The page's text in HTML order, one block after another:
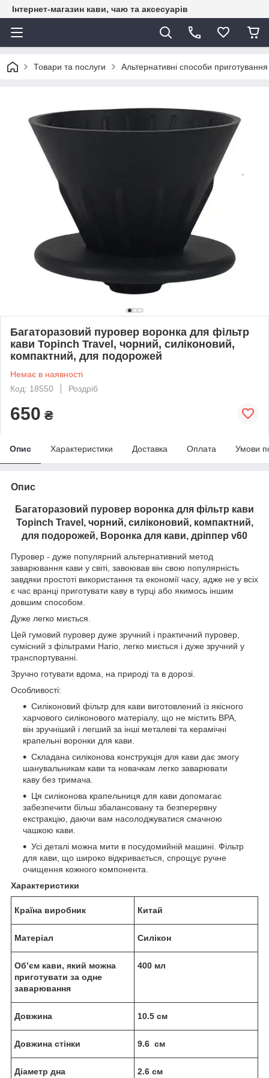
Інтернет-магазин кави, чаю та аксесуарів
Товари та послуги Альтернативні способи
Багаторазовий пуровер воронка для фільтр
кави Topinch Travel, чорний, силіконовий,
компактний, для подорожей
Немає в наявності
Код: 18550
Роздріб
650 ₴
Опис Характеристики Доставка Оплата Умови
Опис
Багаторазовий пуровер воронка для фільтр кави
Topinch Travel, чорний, силіконовий, компактний,
для подорожей, Воронка для кави, дріппер v60
Пуровер - дуже популярний альтернативний метод
заварювання кави у світі, завоював він свою популярність
завдяки простоті використання та економії часу, адже не у всіх
є час вранці приготувати каву в турці або якимось іншим
довшим способом.
Дуже легко миється.
Цей гумовий пуровер дуже зручний і практичний пуровер,
сумісний з фільтрами Hario, легко миється і дуже зручний у
транспортуванні.
Зручно готувати вдома, на природі та в дорозі.
Особливості:
Силіконовий фільтр для кави виготовлений із якісного
харчового силіконового матеріалу, що не містить BPA,
він зручніший і легший за інші металеві та керамічні
крапельні воронки для кави.
Складана силіконова конструкція для кави дає змогу
шанувальникам кави та новачкам легко заварювати
каву без тримача.
Ця силіконова крапельниця для кави допомагає
забезпечити більш збалансовану та безперервну
екстракцію, даючи вам насолоджуватися смачною
чашкою кави.
Усі деталі можна мити в посудомийній машині. Фільтр
для кави, що широко відкривається, спрощує ручне
очищення кожного компонента.
Характеристики
Країна виробник Китай
Матеріал Силікон
Об’єм кави, який можна
приготувати за одне
заварювання
400 мл
Довжина 10.5 см
Довжина стінки 9.6 см
Діаметр дна 2.6 см